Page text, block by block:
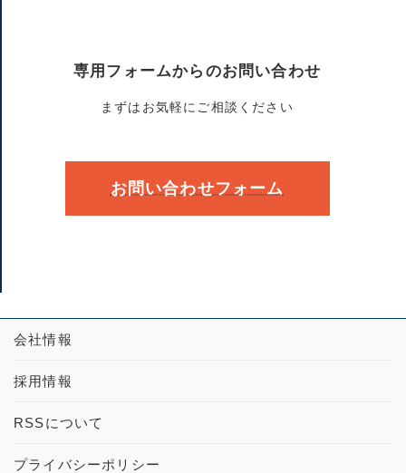
専用フォームからのお問い合わせ
まずはお気軽にご相談ください
お問い合わせフォーム
会社情報
採用情報
RSSについて
プライバシーポリシー